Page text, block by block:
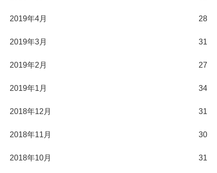
2019年4月 28
2019年3月 31
2019年2月 27
2019年1月 34
2018年12月 31
2018年11月 30
2018年10月 31